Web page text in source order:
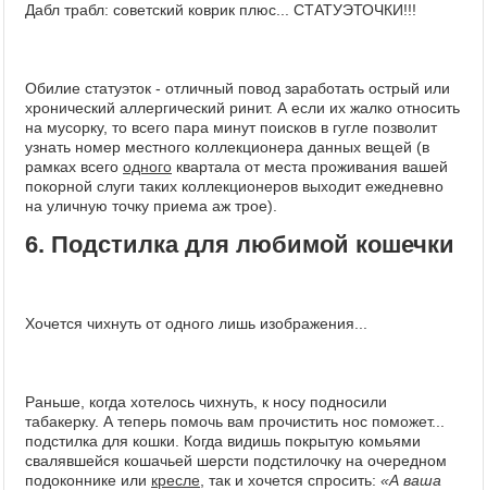
Дабл трабл: советский коврик плюс... СТАТУЭТОЧКИ!!!
Обилие статуэток - отличный повод заработать острый или
хронический аллергический ринит. А если их жалко относить
на мусорку, то всего пара минут поисков в гугле позволит
узнать номер местного коллекционера данных вещей (в
рамках всего одного квартала от места проживания вашей
покорной слуги таких коллекционеров выходит ежедневно
на уличную точку приема аж трое).
6. Подстилка для любимой кошечки
Хочется чихнуть от одного лишь изображения...
Раньше, когда хотелось чихнуть, к носу подносили
табакерку. А теперь помочь вам прочистить нос поможет...
подстилка для кошки. Когда видишь покрытую комьями
свалявшейся кошачьей шерсти подстилочку на очередном
подоконнике или кресле , так и хочется спросить: «А ваша